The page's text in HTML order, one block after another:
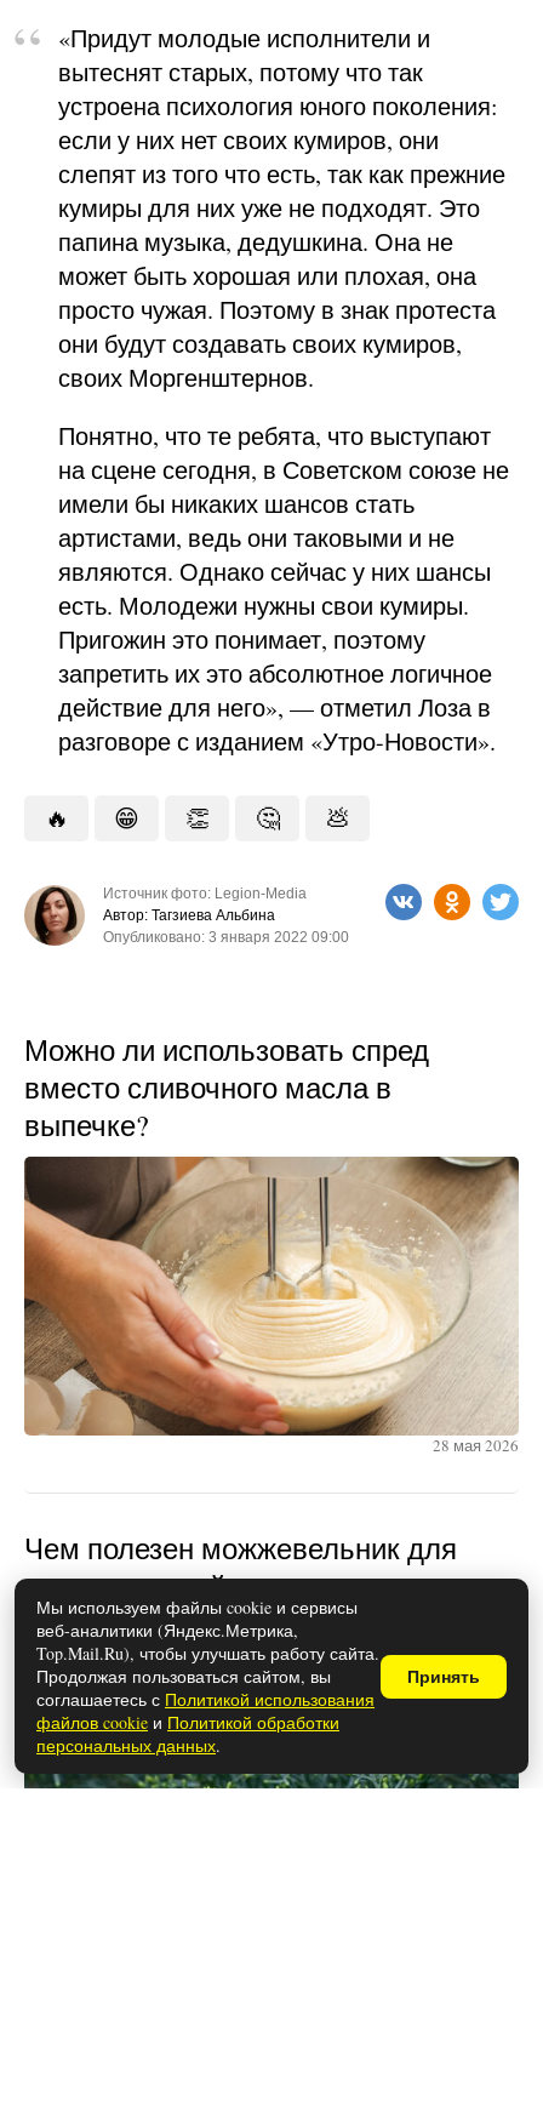
«Придут молодые исполнители и
вытеснят старых, потому что так
устроена психология юного поколения:
если у них нет своих кумиров, они
слепят из того что есть, так как прежние
кумиры для них уже не подходят. Это
папина музыка, дедушкина. Она не
может быть хорошая или плохая, она
просто чужая. Поэтому в знак протеста
они будут создавать своих кумиров,
своих Моргенштернов.
Понятно, что те ребята, что выступают
на сцене сегодня, в Советском союзе не
имели бы никаких шансов стать
артистами, ведь они таковыми и не
являются. Однако сейчас у них шансы
есть. Молодежи нужны свои кумиры.
Пригожин это понимает, поэтому
запретить их это абсолютное логичное
действие для него», — отметил Лоза в
разговоре с изданием «Утро-Новости».
🔥 😁 👏 🤔 💩
Источник фото: Legion-Media
Автор: Тагзиева Альбина
Опубликовано: 3 января 2022 09:00
Можно ли использовать спред
вместо сливочного масла в
выпечке?
28 мая 2026
Чем полезен можжевельник для
здоровья: свойства и
противопоказания
Мы используем файлы cookie и сервисы
веб-аналитики (Яндекс.Метрика,
Top.Mail.Ru), чтобы улучшать работу сайта.
Продолжая пользоваться сайтом, вы
соглашаетесь с Политикой использования
файлов cookie и Политикой обработки
персональных данных.
Принять